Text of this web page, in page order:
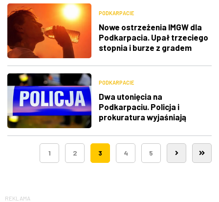
PODKARPACIE
Nowe ostrzeżenia IMGW dla
Podkarpacia. Upał trzeciego
stopnia i burze z gradem
PODKARPACIE
Dwa utonięcia na
Podkarpaciu. Policja i
prokuratura wyjaśniają
1 2 3 4 5
REKLAMA